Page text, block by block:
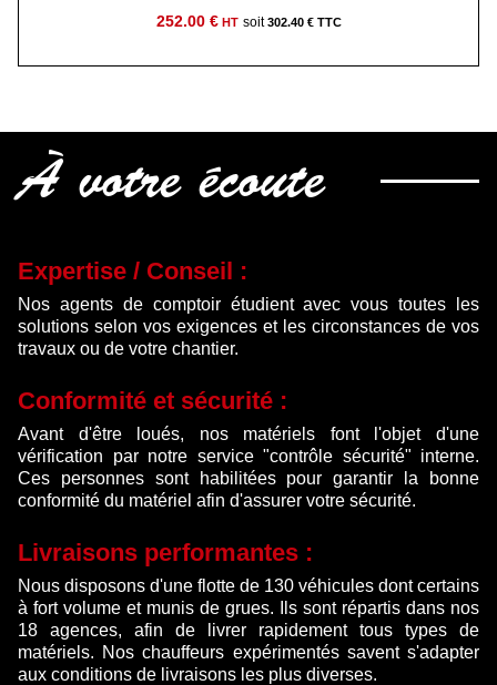
252.00 € 302.40 €
À votre écoute
Expertise / Conseil :
Nos agents de comptoir étudient avec vous toutes les
solutions selon vos exigences et les circonstances de vos
travaux ou de votre chantier.
Conformité et sécurité :
Avant d'être loués, nos matériels font l'objet d'une
vérification par notre service "contrôle sécurité" interne.
Ces personnes sont habilitées pour garantir la bonne
conformité du matériel afin d'assurer votre sécurité.
Livraisons performantes :
Nous disposons d'une flotte de 130 véhicules dont certains
à fort volume et munis de grues. Ils sont répartis dans nos
18 agences, afin de livrer rapidement tous types de
matériels. Nos chauffeurs expérimentés savent s'adapter
aux conditions de livraisons les plus diverses.